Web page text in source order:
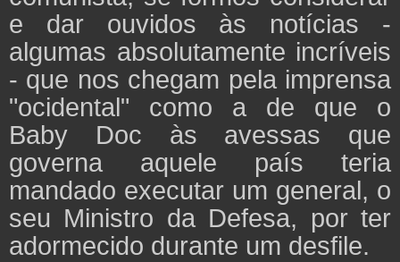
e dar ouvidos às notícias -
algumas absolutamente incríveis
- que nos chegam pela imprensa
"ocidental" como a de que o
Baby Doc às avessas que
governa aquele país teria
mandado executar um general, o
seu Ministro da Defesa, por ter
adormecido durante um desfile.